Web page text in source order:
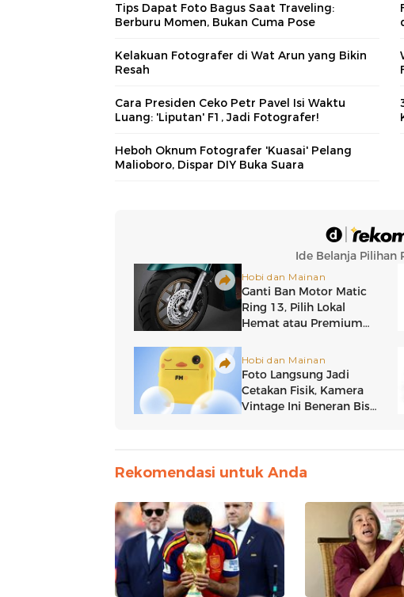
Tips Dapat Foto Bagus Saat Traveling:
Berburu Momen, Bukan Cuma Pose
Kelakuan Fotografer di Wat Arun yang Bikin
Resah
Cara Presiden Ceko Petr Pavel Isi Waktu
Luang: 'Liputan' F1, Jadi Fotografer!
Heboh Oknum Fotografer 'Kuasai' Pelang
Malioboro, Dispar DIY Buka Suara
Rekomendasi untuk Anda